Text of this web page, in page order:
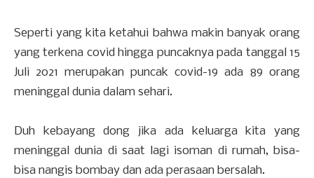
Seperti yang kita ketahui bahwa makin banyak orang
yang terkena covid hingga puncaknya pada tanggal 15
Juli 2021 merupakan puncak covid-19 ada 89 orang
meninggal dunia dalam sehari.
Duh kebayang dong jika ada keluarga kita yang
meninggal dunia di saat lagi isoman di rumah, bisa-
bisa nangis bombay dan ada perasaan bersalah.